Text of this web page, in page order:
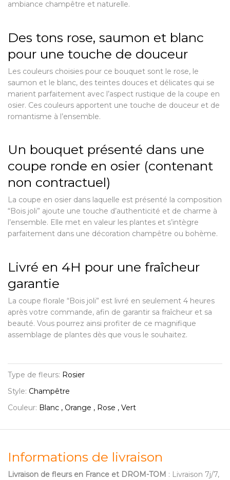
ambiance champêtre et naturelle.
Des tons rose, saumon et blanc
pour une touche de douceur
Les couleurs choisies pour ce bouquet sont le rose, le
saumon et le blanc, des teintes douces et délicates qui se
marient parfaitement avec l’aspect rustique de la coupe en
osier. Ces couleurs apportent une touche de douceur et de
romantisme à l’ensemble.
Un bouquet présenté dans une
coupe ronde en osier (contenant
non contractuel)
La coupe en osier dans laquelle est présenté la composition
“Bois joli” ajoute une touche d’authenticité et de charme à
l’ensemble. Elle met en valeur les plantes et s’intègre
parfaitement dans une décoration champêtre ou bohème.
Livré en 4H pour une fraîcheur
garantie
La coupe florale “Bois joli” est livré en seulement 4 heures
après votre commande, afin de garantir sa fraîcheur et sa
beauté. Vous pourrez ainsi profiter de ce magnifique
assemblage de plantes dès que vous le souhaitez.
Type de fleurs: Rosier
Style: Champêtre
Couleur: Blanc , Orange , Rose , Vert
Informations de livraison
Livraison de fleurs en France et DROM-TOM : Livraison 7j/7,